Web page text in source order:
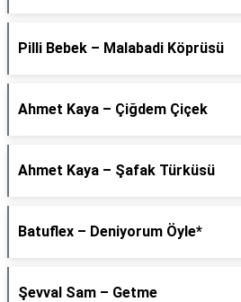
Pilli Bebek – Malabadi Köprüsü
Ahmet Kaya – Çiğdem Çiçek
Ahmet Kaya – Şafak Türküsü
Batuflex – Deniyorum Öyle*
Şevval Sam – Getme